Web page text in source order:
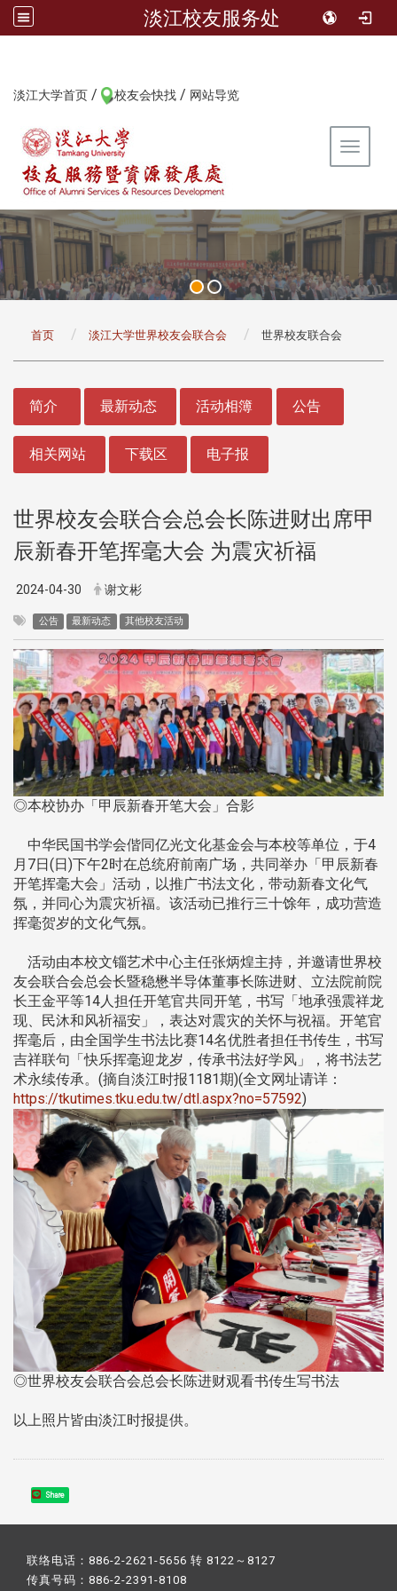
淡江校友服务处
淡江大学首页 / 校友会快找 / 网站导览
Toggle
首页 淡江大学世界校友会联合会 世界校友联合会
简介 最新动态 活动相簿 公告
相关网站 下载区 电子报
世界校友会联合会总会长陈进财出席甲
辰新春开笔挥毫大会 为震灾祈福
2024-04-30 谢文彬
公告 最新动态 其他校友活动
◎本校协办「甲辰新春开笔大会」合影
中华民国书学会偕同亿光文化基金会与本校等单位，于4
月7日(日)下午2时在总统府前南广场，共同举办「甲辰新春
开笔挥毫大会」活动，以推广书法文化，带动新春文化气
氛，并同心为震灾祈福。该活动已推行三十馀年，成功营造
挥毫贺岁的文化气氛。
活动由本校文锱艺术中心主任张炳煌主持，并邀请世界校
友会联合会总会长暨稳懋半导体董事长陈进财、立法院前院
长王金平等14人担任开笔官共同开笔，书写「地承强震祥龙
现、民沐和风祈福安」，表达对震灾的关怀与祝福。开笔官
挥毫后，由全国学生书法比赛14名优胜者担任书传生，书写
吉祥联句「快乐挥毫迎龙岁，传承书法好学风」，将书法艺
术永续传承。(摘自淡江时报1181期)(全文网址请详：
https://tkutimes.tku.edu.tw/dtl.aspx?no=57592)
◎世界校友会联合会总会长陈进财观看书传生写书法
以上照片皆由淡江时报提供。
Share
联络电话：886-2-2621-5656 转 8122～8127
传真号码：886-2-2391-8108